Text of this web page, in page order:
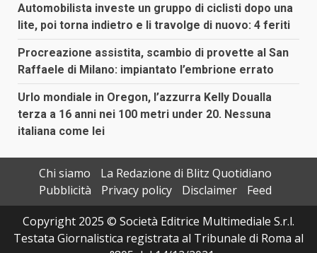
Automobilista investe un gruppo di ciclisti dopo una
lite, poi torna indietro e li travolge di nuovo: 4 feriti
Procreazione assistita, scambio di provette al San
Raffaele di Milano: impiantato l’embrione errato
Urlo mondiale in Oregon, l’azzurra Kelly Doualla
terza a 16 anni nei 100 metri under 20. Nessuna
italiana come lei
Chi siamo
La Redazione di Blitz Quotidiano
Pubblicità
Privacy policy Disclaimer
Feed
Copyright 2025 © Società Editrice Multimediale S.r.l.
Testata Giornalistica registrata al Tribunale di Roma al